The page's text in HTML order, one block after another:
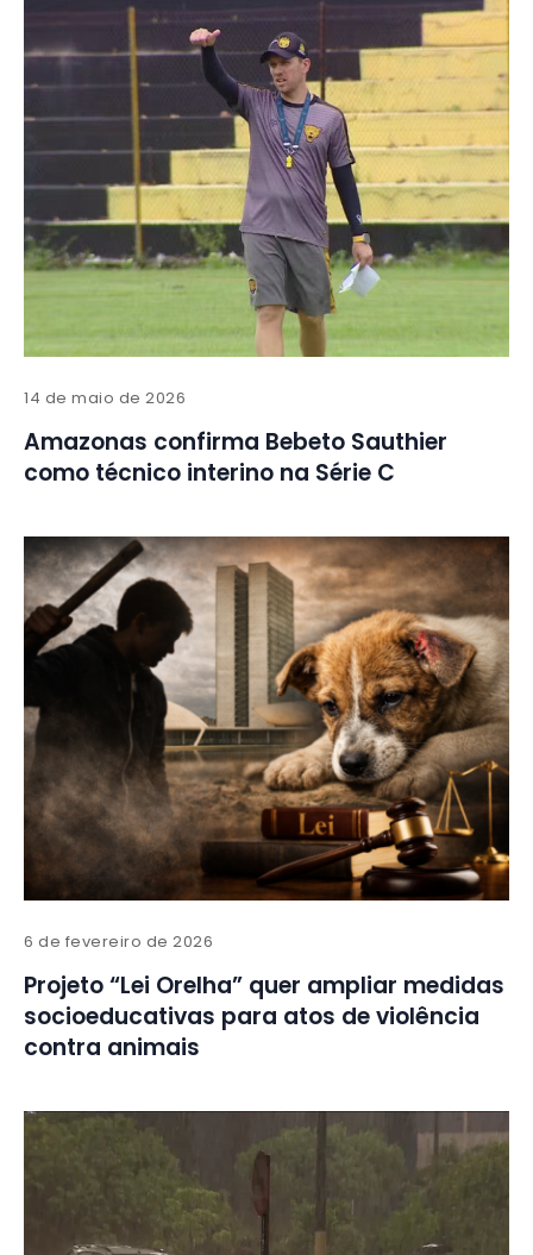
14 de maio de 2026
Amazonas confirma Bebeto Sauthier
como técnico interino na Série C
6 de fevereiro de 2026
Projeto “Lei Orelha” quer ampliar medidas
socioeducativas para atos de violência
contra animais